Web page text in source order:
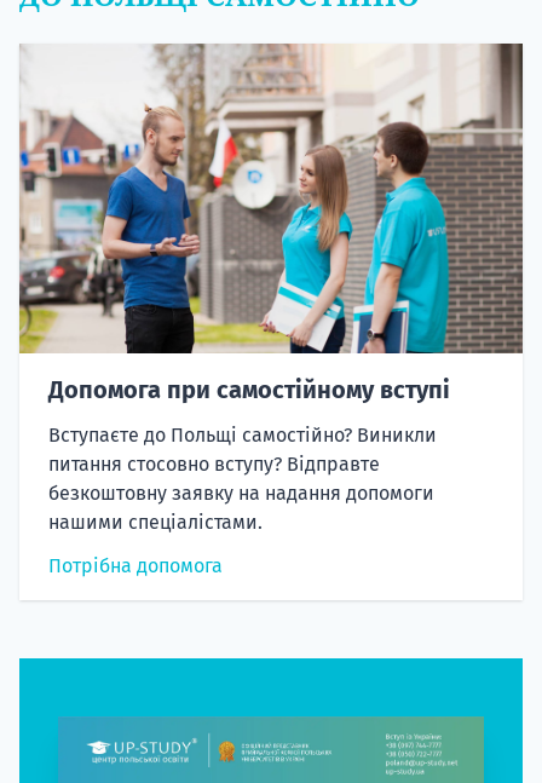
Допомога при самостійному вступі
Вступаєте до Польщі самостійно? Виникли
питання стосовно вступу? Відправте
безкоштовну заявку на надання допомоги
нашими спеціалістами.
Потрібна допомога